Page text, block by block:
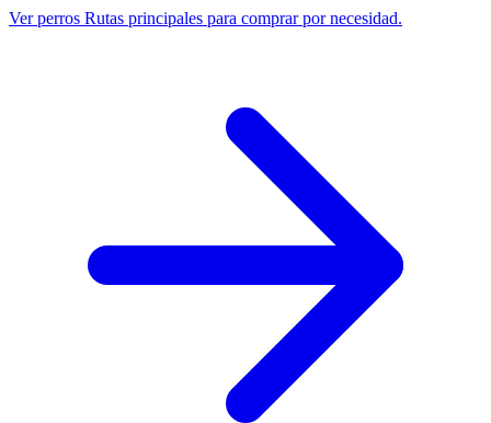
Ver perros Rutas principales para comprar por necesidad.